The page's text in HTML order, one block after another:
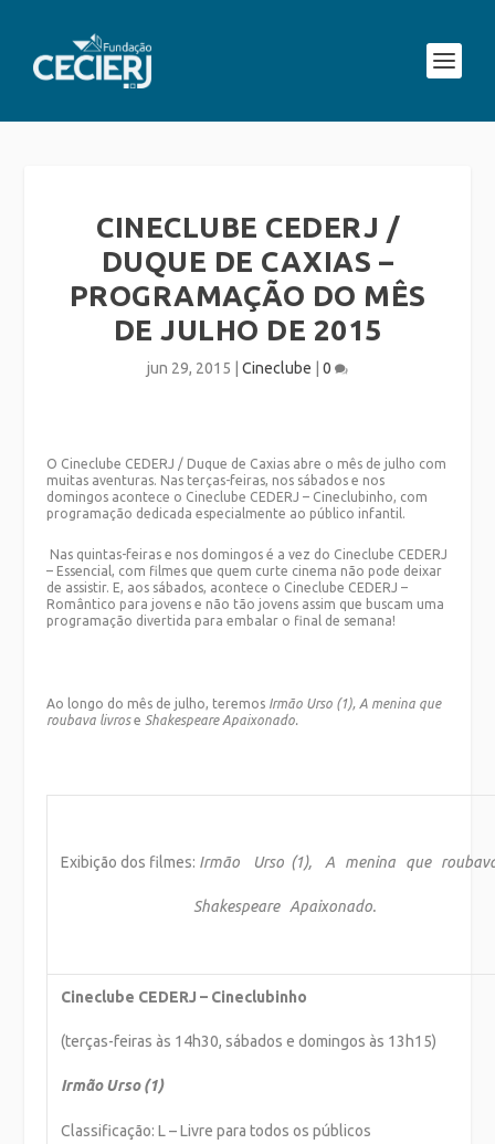
CINECLUBE CEDERJ /
DUQUE DE CAXIAS –
PROGRAMAÇÃO DO MÊS
DE JULHO DE 2015
jun 29, 2015 Cineclube 0
O Cineclube CEDERJ / Duque de Caxias abre o mês de julho com
muitas aventuras. Nas terças-feiras, nos sábados e nos
domingos acontece o Cineclube CEDERJ – Cineclubinho, com
programação dedicada especialmente ao público infantil.
Nas quintas-feiras e nos domingos é a vez do Cineclube CEDERJ
– Essencial, com filmes que quem curte cinema não pode deixar
de assistir. E, aos sábados, acontece o Cineclube CEDERJ –
Romântico para jovens e não tão jovens assim que buscam uma
programação divertida para embalar o final de semana!
Ao longo do mês de julho, teremos Irmão Urso (1), A menina que
roubava livrose Shakespeare Apaixonado.
Exibição dos filmes: Irmão Urso (1), A menina que
Shakespeare Apaixonado.
Cineclube CEDERJ – Cineclubinho
(terças-feiras às 14h30, sábados e domingos às 13h15)
Irmão Urso (1)
Classificação: L – Livre para todos os públicos